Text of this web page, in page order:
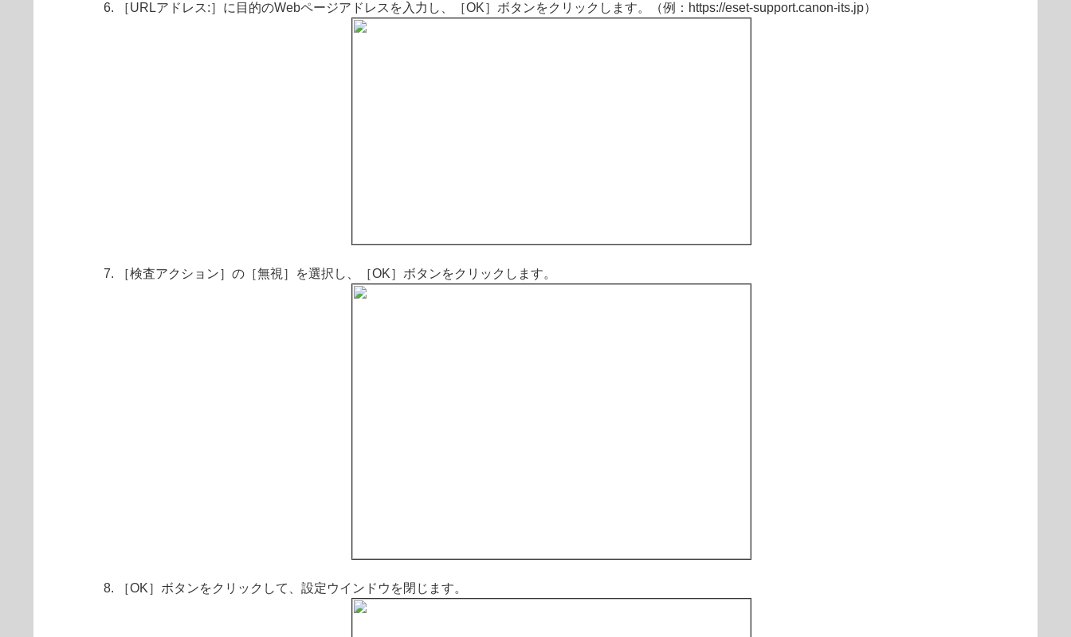
［URLアドレス:］に目的のWebページアドレスを入力し、［OK］ボタンをクリックします。（例：https://eset-support.canon-its.jp）
［検査アクション］の［無視］を選択し、［OK］ボタンをクリックします。
［OK］ボタンをクリックして、設定ウインドウを閉じます。